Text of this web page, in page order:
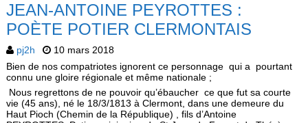
JEAN-ANTOINE PEYROTTES :
POÈTE POTIER CLERMONTAIS
pj2h
10 mars 2018
Bien de nos compatriotes ignorent ce personnage qui a pourtant
connu une gloire régionale et même nationale ;
Nous regrettons de ne pouvoir qu’ébaucher ce que fut sa courte
vie (45 ans), né le 18/3/1813 à Clermont, dans une demeure du
Haut Pioch (Chemin de la République) , fils d’Antoine